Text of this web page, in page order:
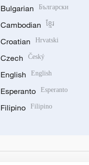
Bulgarian Български
Cambodian ខ្មែរ
Croatian Hrvatski
Czech Český
English English
Esperanto Esperanto
Filipino Filipino